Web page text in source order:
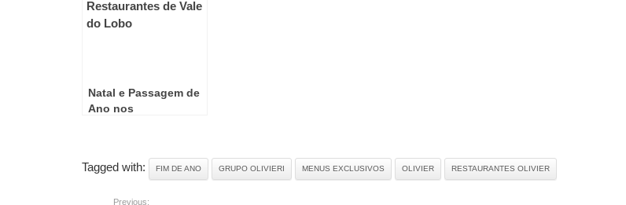
Natal e Passagem de
Ano nos
Tagged with: FIM DE ANO GRUPO OLIVIERI MENUS EXCLUSIVOS OLIVIER RESTAURANTES OLIVIER
Previous: